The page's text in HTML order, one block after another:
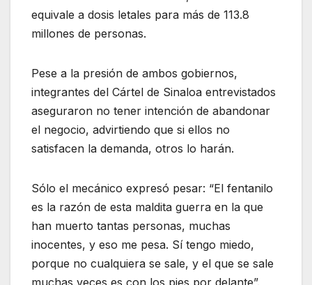
equivale a dosis letales para más de 113.8
millones de personas.
Pese a la presión de ambos gobiernos,
integrantes del Cártel de Sinaloa entrevistados
aseguraron no tener intención de abandonar
el negocio, advirtiendo que si ellos no
satisfacen la demanda, otros lo harán.
Sólo el mecánico expresó pesar: “El fentanilo
es la razón de esta maldita guerra en la que
han muerto tantas personas, muchas
inocentes, y eso me pesa. Sí tengo miedo,
porque no cualquiera se sale, y el que se sale